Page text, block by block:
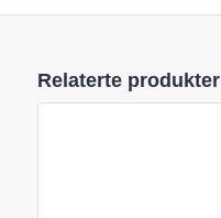
Relaterte produkter